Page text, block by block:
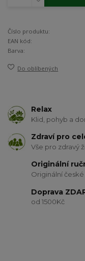
Číslo produktu:
EAN kód:
Barva:
Do oblíbených
Relax
Klid, pohyb a
Zdraví pro
Vše pro zdravý
Originální
Originální české
Doprava
od 1500Kč